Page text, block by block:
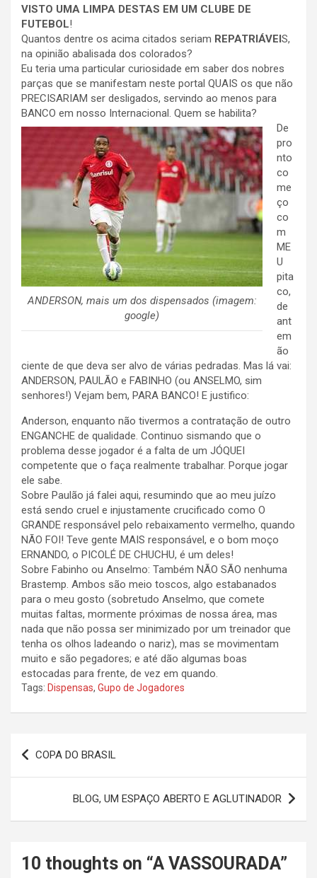
VISTO UMA LIMPA DESTAS EM UM CLUBE DE
FUTEBOL!
Quantos dentre os acima citados seriam REPATRIÁVEIS,
na opinião abalisada dos colorados?
Eu teria uma particular curiosidade em saber dos nobres
parças que se manifestam neste portal QUAIS os que não
PRECISARIAM ser desligados, servindo ao menos para
BANCO em nosso Internacional. Quem se habilita?
ANDERSON, mais um dos dispensados (imagem:
google)
De
pro
nto
co
me
ço
co
m
ME
U
pita
co,
de
ant
em
ão
ciente de que deva ser alvo de várias pedradas. Mas lá vai:
ANDERSON, PAULÃO e FABINHO (ou ANSELMO, sim
senhores!) Vejam bem, PARA BANCO! E justifico:
Anderson, enquanto não tivermos a contratação de outro
ENGANCHE de qualidade. Continuo sismando que o
problema desse jogador é a falta de um JÓQUEI
competente que o faça realmente trabalhar. Porque jogar
ele sabe.
Sobre Paulão já falei aqui, resumindo que ao meu juízo
está sendo cruel e injustamente crucificado como O
GRANDE responsável pelo rebaixamento vermelho, quando
NÃO FOI! Teve gente MAIS responsável, e o bom moço
ERNANDO, o PICOLÉ DE CHUCHU, é um deles!
Sobre Fabinho ou Anselmo: Também NÃO SÃO nenhuma
Brastemp. Ambos são meio toscos, algo estabanados
para o meu gosto (sobretudo Anselmo, que comete
muitas faltas, mormente próximas de nossa área, mas
nada que não possa ser minimizado por um treinador que
tenha os olhos ladeando o nariz), mas se movimentam
muito e são pegadores; e até dão algumas boas
estocadas para frente, de vez em quando.
Tags: Dispensas, Gupo de Jogadores
Navegação
de
COPA DO BRASIL
BLOG, UM ESPAÇO ABERTO E AGLUTINADOR
10 thoughts on “A VASSOURADA”